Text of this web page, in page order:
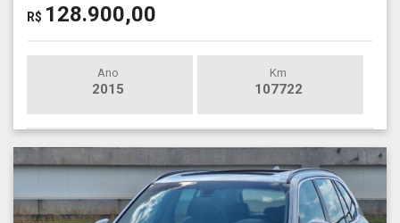
R$ 128.900,00
Ano
2015
Km
107722